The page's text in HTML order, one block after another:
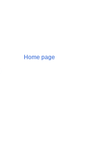
Home page